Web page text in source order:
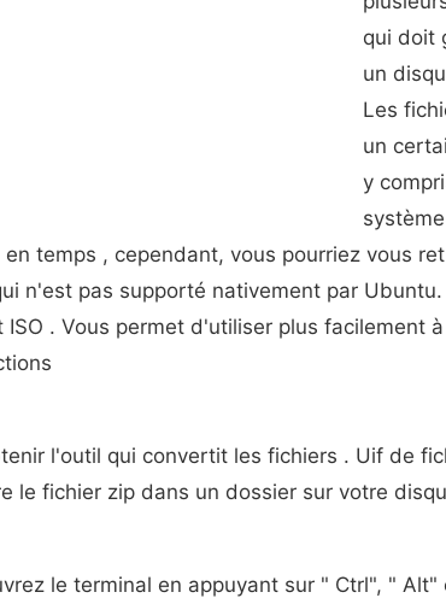
qui doit
un
Les
un
y
en temps , cependant, vous pourriez vous
n'est pas supporté nativement par
ISO . Vous permet d'utiliser plus facilement
l'outil qui convertit les fichiers . Uif de
le fichier zip dans un dossier sur votre
le terminal en appuyant sur " Ctrl", " Alt"